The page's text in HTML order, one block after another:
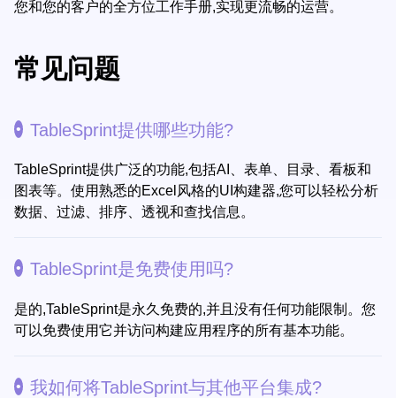
您和您的客户的全方位工作手册,实现更流畅的运营。
常见问题
TableSprint提供哪些功能?
TableSprint提供广泛的功能,包括AI、表单、目录、看板和
图表等。使用熟悉的Excel风格的UI构建器,您可以轻松分析
数据、过滤、排序、透视和查找信息。
TableSprint是免费使用吗?
是的,TableSprint是永久免费的,并且没有任何功能限制。您
可以免费使用它并访问构建应用程序的所有基本功能。
我如何将TableSprint与其他平台集成?